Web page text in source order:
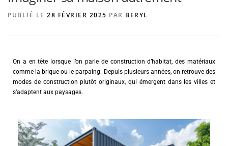
PUBLIÉ LE 28 FÉVRIER 2025 PAR BERYL
On a en tête lorsque l’on parle de construction d’habitat, des matériaux
comme la brique ou le parpaing. Depuis plusieurs années, on retrouve des
modes de construction plutôt originaux, qui émergent dans les villes et
s’adaptent aux paysages.